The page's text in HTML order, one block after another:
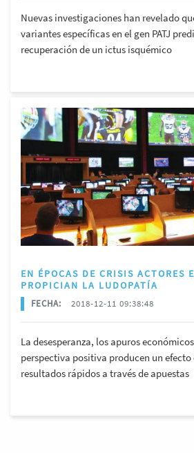
Nuevas investigaciones han revelado
variantes específicas en el gen PATJ
recuperación de un ictus isquémico
EN ÉPOCAS DE CRISIS ACTORES
PROPICIAN LA LUDOPATÍA
FECHA: 2018-12-11 09:38:48
La desesperanza, los apuros
perspectiva positiva producen un efecto
resultados rápidos a través de apuestas